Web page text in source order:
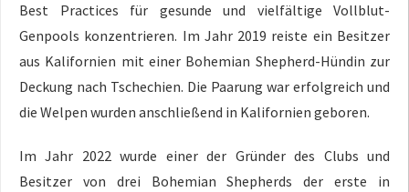
Best Practices für gesunde und vielfältige Vollblut-
Genpools konzentrieren. Im Jahr 2019 reiste ein Besitzer
aus Kalifornien mit einer Bohemian Shepherd-Hündin zur
Deckung nach Tschechien. Die Paarung war erfolgreich und
die Welpen wurden anschließend in Kalifornien geboren.
Im Jahr 2022 wurde einer der Gründer des Clubs und
Besitzer von drei Bohemian Shepherds der erste in